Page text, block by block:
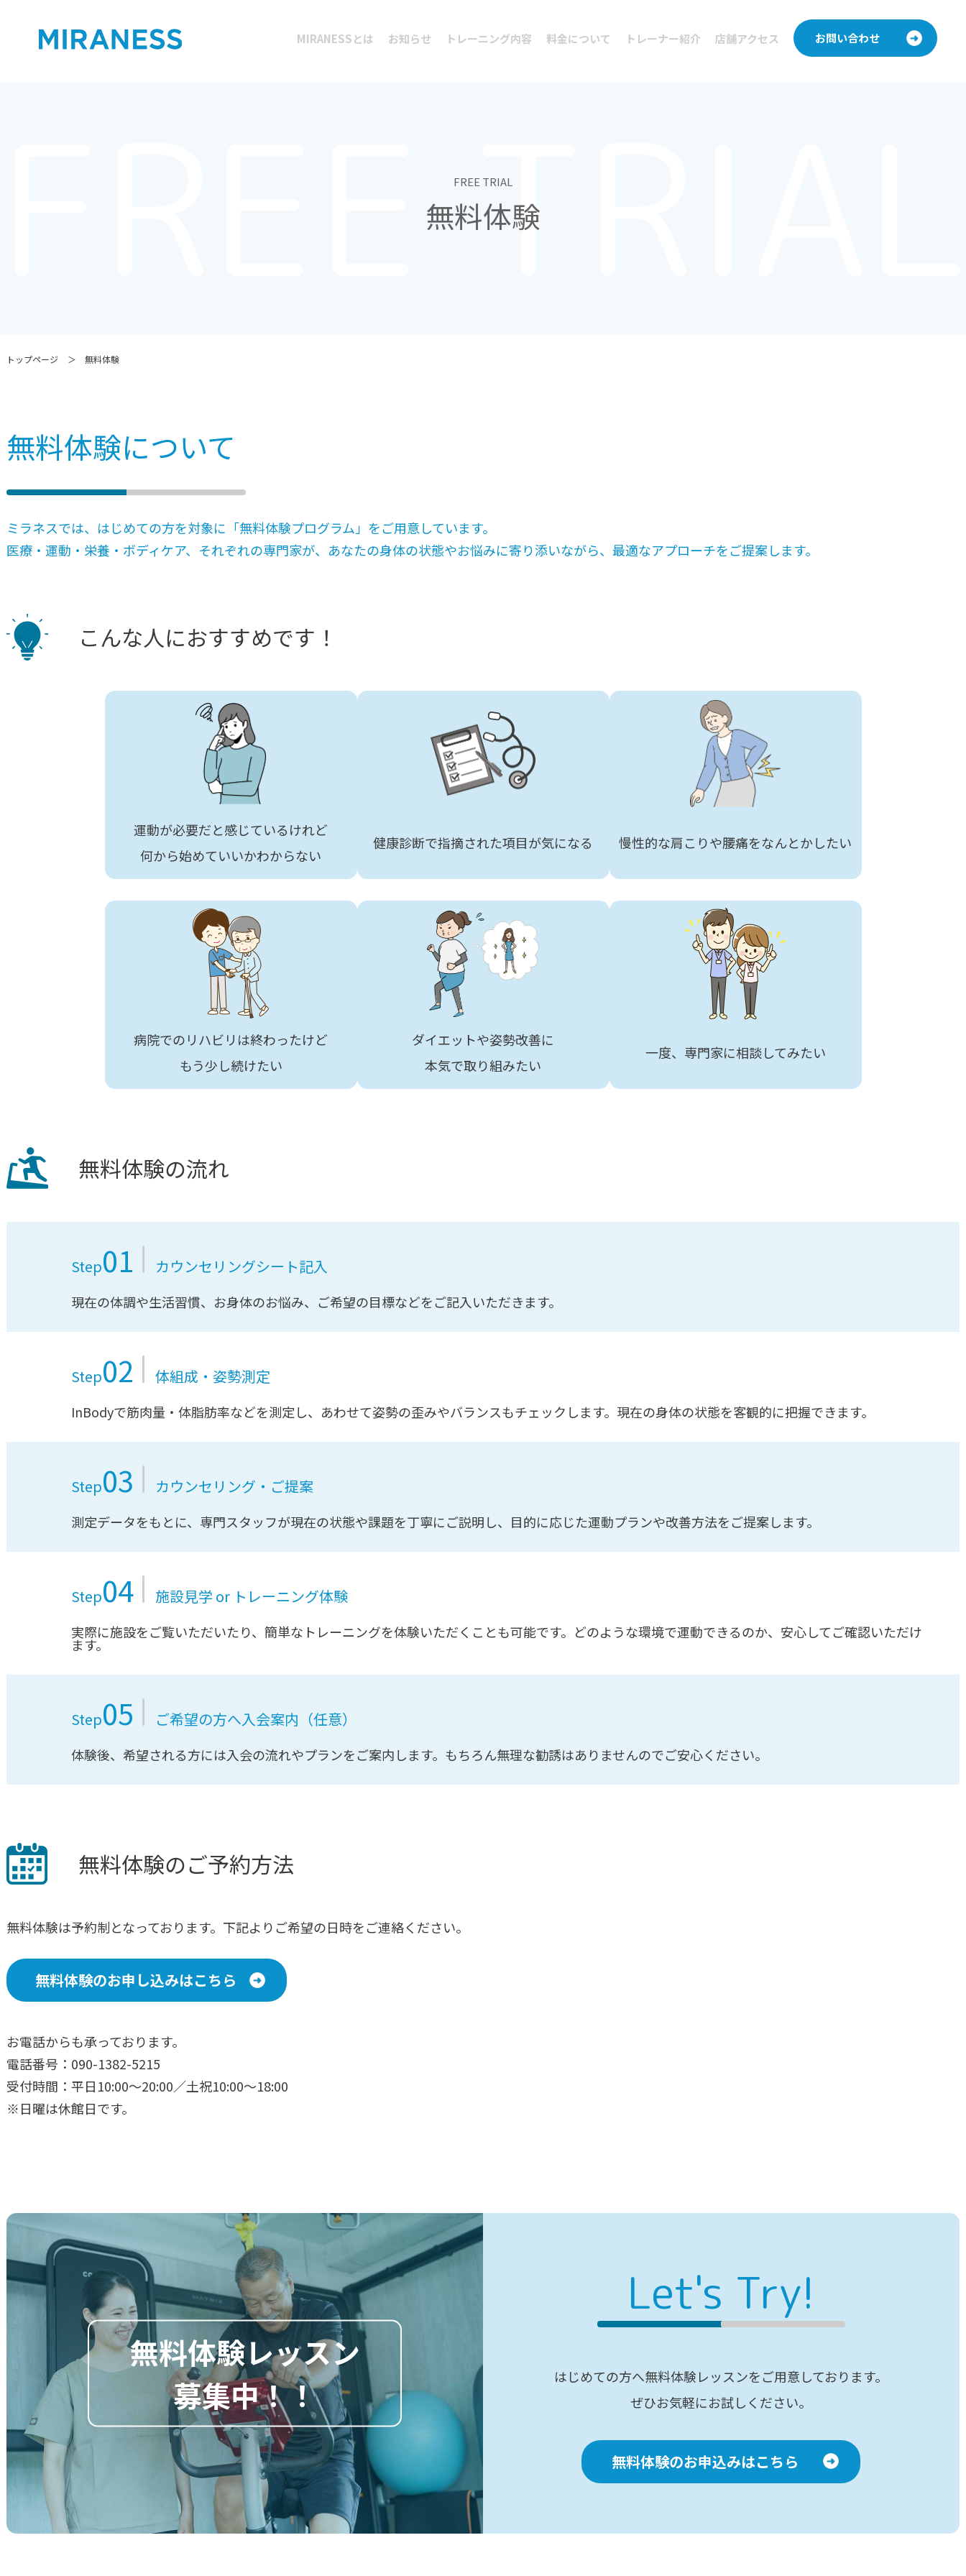
MIRANESSとは お知らせ トレーニング内容 料金について トレーナー紹介 店舗アクセス お問い合わせ
FREE
FREE TRIAL
無料体験
トップページ 無料体験
無料体験について
ミラネスでは、はじめての方を対象に「無料体験プログラム」をご用意しています。
医療・運動・栄養・ボディケア、それぞれの専門家が、あなたの身体の状態やお悩みに寄り添いながら、最適なアプローチをご提案します。
こんな人におすすめです！
運動が必要だと感じているけれど
何から始めていいかわからない
健康診断で指摘された項目が気になる 慢性的な肩こりや腰痛をなんとかしたい
病院でのリハビリは終わったけど
もう少し続けたい
ダイエットや姿勢改善に
本気で取り組みたい
一度、専門家に相談してみたい
無料体験の流れ
Step01 カウンセリングシート記入
現在の体調や生活習慣、お身体のお悩み、ご希望の目標などをご記入いただきます。
Step02 体組成・姿勢測定
InBodyで筋肉量・体脂肪率などを測定し、あわせて姿勢の歪みやバランスもチェックします。現在の身体の状態を客観的に把握できます。
Step03 カウンセリング ・ご提案
測定データをもとに、専門スタッフが現在の状態や課題を丁寧にご説明し、目的に応じた運動プランや改善方法をご提案します。
Step04 施設見学 or トレーニング体験
実際に施設をご覧いただいたり、簡単なトレーニングを体験いただくことも可能です。どのような環境で運動できるのか、安心してご確認いただけ
ます。
Step05 ご希望の方へ入会案内（任意）
体験後、希望される方には入会の流れやプランをご案内します。もちろん無理な勧誘はありませんのでご安心ください。
無料体験のご予約方法
無料体験は予約制となっております。下記よりご希望の日時をご連絡ください。
無料体験のお申し込みはこちら
お電話からも承っております。
電話番号：090-1382-5215
受付時間：平日10:00〜20:00／土祝10:00〜18:00
※日曜は休館日です。
無料体験レッスン
募集中！！
Let's Try!
はじめての方へ無料体験レッスンをご用意しております。
ぜひお気軽にお試しください。
無料体験のお申込みはこちら